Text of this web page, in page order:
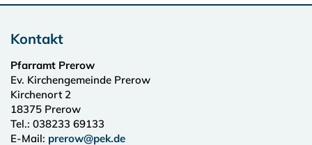
Kontakt
Pfarramt Prerow
Ev. Kirchengemeinde Prerow
Kirchenort 2
18375 Prerow
Tel.: 038233 69133
E-Mail: prerow@pek.de